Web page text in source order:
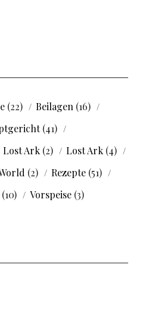
(22) Beilagen (16)
(41)
Lost Ark(2) Lost Ark(4)
(2) Rezepte(51)
Vorspeise(3)